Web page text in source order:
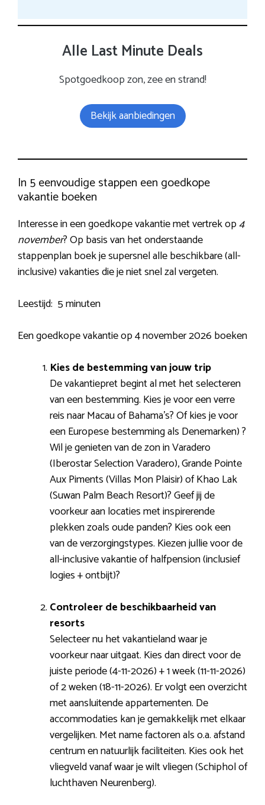
Alle Last Minute Deals
Spotgoedkoop zon, zee en strand!
Bekijk aanbiedingen
In 5 eenvoudige stappen een goedkope
vakantie boeken
Interesse in een goedkope vakantie met vertrek op4
november? Op basis van het onderstaande
stappenplan boek je supersnel alle beschikbare (all-
inclusive) vakanties die je niet snel zal vergeten.
Leestijd: 5 minuten
Een goedkope vakantie op 4 november 2026 boeken
Kies de bestemming van jouw trip
De vakantiepret begint al met het selecteren
van een bestemming. Kies je voor een verre
reis naar Macau of Bahama’s? Of kies je voor
een Europese bestemming als Denemarken) ?
Wil je genieten van de zon in Varadero
(Iberostar Selection Varadero), Grande Pointe
Aux Piments (Villas Mon Plaisir) of Khao Lak
(Suwan Palm Beach Resort)? Geef jij de
voorkeur aan locaties met inspirerende
plekken zoals oude panden? Kies ook een
van de verzorgingstypes. Kiezen jullie voor de
all-inclusive vakantie of halfpension (inclusief
logies + ontbijt)?
Controleer de beschikbaarheid van
resorts
Selecteer nu het vakantieland waar je
voorkeur naar uitgaat. Kies dan direct voor de
juiste periode (4-11-2026) + 1 week (11-11-2026)
of 2 weken (18-11-2026). Er volgt een overzicht
met aansluitende appartementen. De
accommodaties kan je gemakkelijk met elkaar
vergelijken. Met name factoren als o.a. afstand
centrum en natuurlijk faciliteiten. Kies ook het
vliegveld vanaf waar je wilt vliegen (Schiphol of
luchthaven Neurenberg).